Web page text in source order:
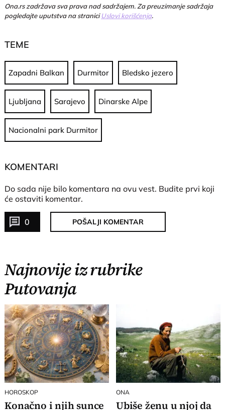
Ona.rs zadržava sva prava nad sadržajem. Za preuzimanje sadržaja
pogledajte uputstva na straniciUslovi korišćenja.
TEME
Zapadni Balkan Durmitor Bledsko jezero
Ljubljana Sarajevo Dinarske Alpe
Nacionalni park Durmitor
KOMENTARI
Do sada nije bilo komentara na ovu vest. Budite prvi koji
će ostaviti komentar.
0 POŠALJI KOMENTAR
Najnovije iz rubrike
Putovanja
HOROSKOP
Konačno i njih sunce
ONA
Ubiše ženu u njoj da